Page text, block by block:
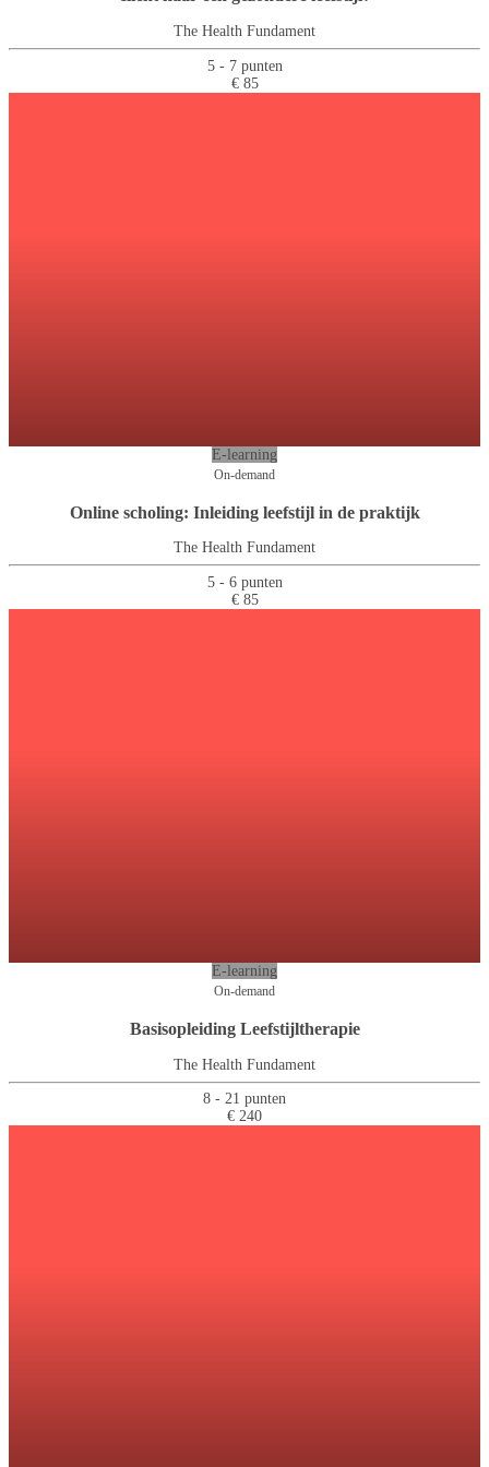
The Health Fundament
5 - 7 punten
€ 85
E-learning
On-demand
Online scholing: Inleiding leefstijl in de praktijk
The Health Fundament
5 - 6 punten
€ 85
E-learning
On-demand
Basisopleiding Leefstijltherapie
The Health Fundament
8 - 21 punten
€ 240